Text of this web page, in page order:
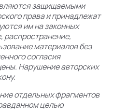
защищаемыми
права и принадлежат
им на законных
распространение,
материалов без
согласия
Нарушение авторских
отдельных фрагментов
целью